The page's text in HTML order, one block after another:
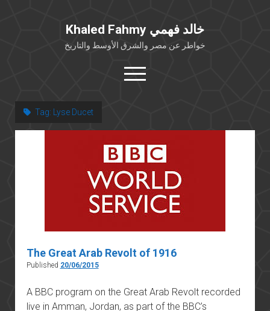
Khaled Fahmy خالد فهمي
خواطر عن مصر والشرق الأوسط والتاريخ
open
menu
كتابات أكاديمية
مقالات صحافية
بوستات من فيسبوك
مقابلات في الإعلام
Languages
Tag: Lyse Ducet
The Great Arab Revolt of 1916
Published 20/06/2015
A BBC program on the Great Arab Revolt recorded
live in Amman, Jordan, as part of the BBC’s